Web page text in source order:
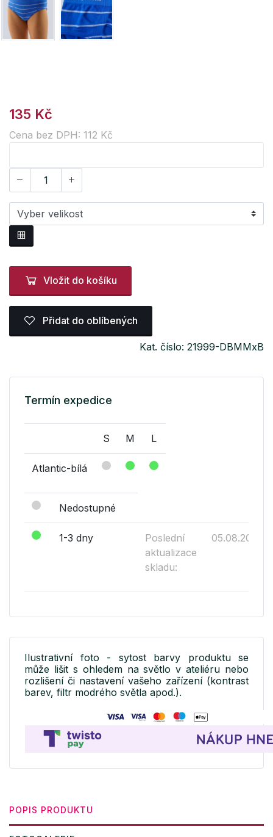
135 Kč
Cena bez DPH: 112 Kč
Vložit do košíku
Přidat do oblíbených
Kat. číslo: 21999-DBMMxB
Termín expedice
S M L
Atlantic-bílá
Nedostupné
1-3 dny
Poslední
aktualizace
skladu:
05.08.2026
Ilustrativní foto - sytost barvy produktu se
může lišit s ohledem na světlo v ateliéru nebo
rozlišení či nastavení vašeho zařízení (kontrast
barev, filtr modrého světla apod.).
POPIS PRODUKTU